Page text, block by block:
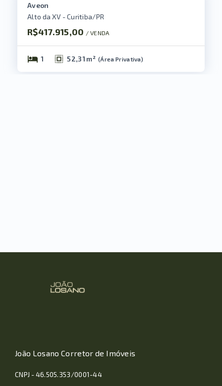
Aveon
Alto da XV - Curitiba/PR
R$417.915,00 / VENDA
1 52,31 m² (Área Privativa)
João Losano Corretor de Imóveis
CNPJ - 46.505.353/0001-44